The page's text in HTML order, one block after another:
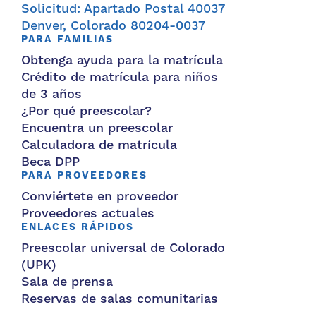
Solicitud: Apartado Postal 40037
Denver, Colorado 80204-0037
PARA FAMILIAS
Obtenga ayuda para la matrícula
Crédito de matrícula para niños
de 3 años
¿Por qué preescolar?
Encuentra un preescolar
Calculadora de matrícula
Beca DPP
PARA PROVEEDORES
Conviértete en proveedor
Proveedores actuales
ENLACES RÁPIDOS
Preescolar universal de Colorado
(UPK)
Sala de prensa
Reservas de salas comunitarias